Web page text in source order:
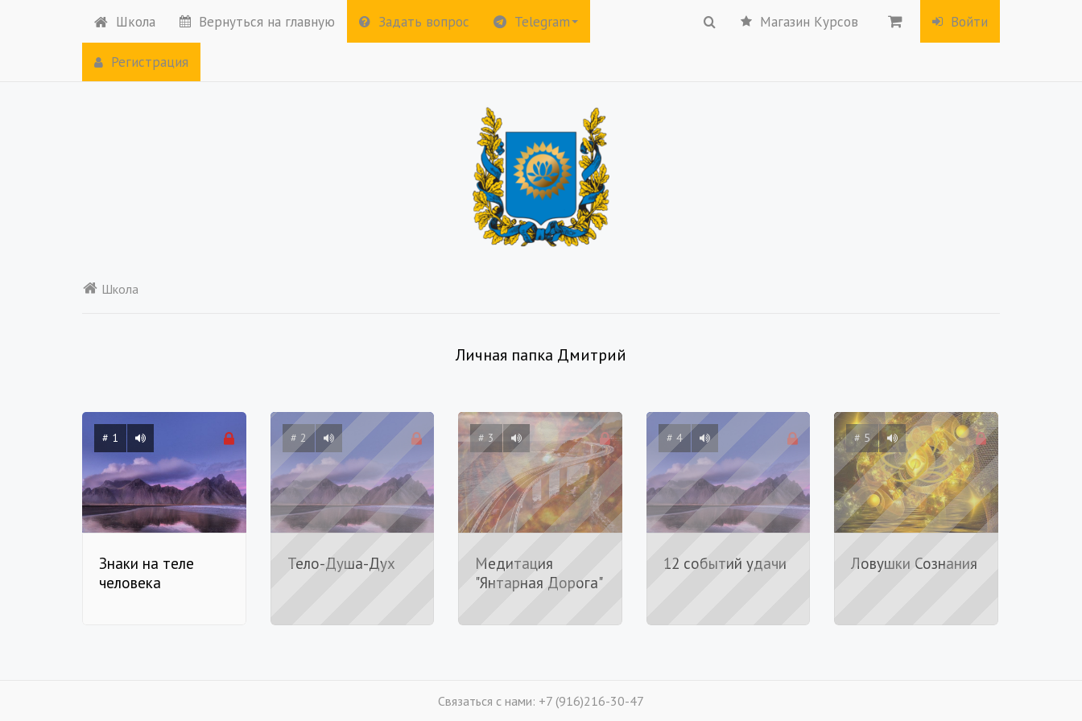
Школа Вернуться на главную Задать вопрос Telegram Магазин Курсов Войти
Регистрация
Школа
Личная папка Дмитрий
# 1
Знаки на теле
человека
# 2
Тело-Душа-Дух
# 3
Медитация
"Янтарная Дорога"
# 4
12 событий удачи
# 5
Ловушки Сознания
Связаться с нами: +7 (916)216-30-47